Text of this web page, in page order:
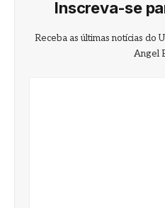
Inscreva-se
Receba as últimas notícias do
Angel